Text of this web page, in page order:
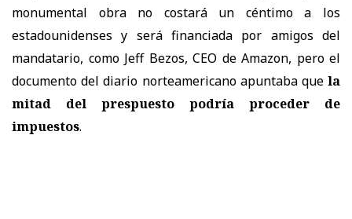
monumental obra no costará un céntimo a los
estadounidenses y será financiada por amigos del
mandatario, como Jeff Bezos, CEO de Amazon, pero el
documento del diario norteamericano apuntaba que la
mitad del prespuesto podría proceder de
impuestos.